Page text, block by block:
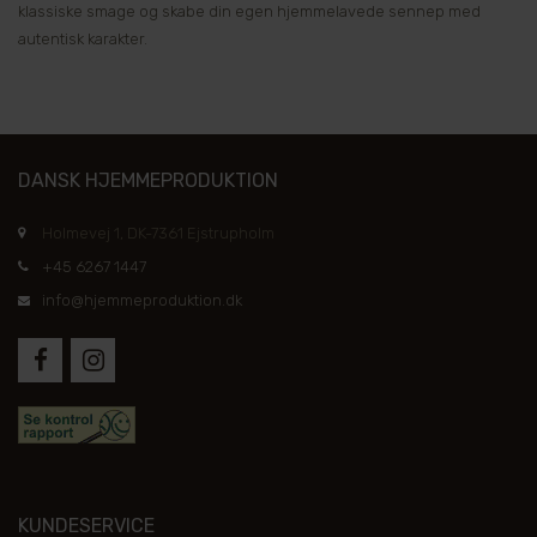
klassiske smage og skabe din egen hjemmelavede sennep med
autentisk karakter.
DANSK HJEMMEPRODUKTION
Holmevej 1, DK-7361 Ejstrupholm
+45 6267 1447
info@hjemmeproduktion.dk
KUNDESERVICE